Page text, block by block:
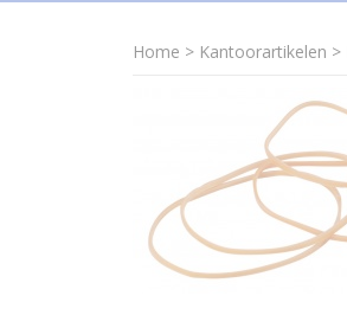
Home > Kantoorartikelen >